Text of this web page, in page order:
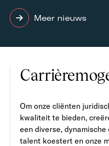
Meer nieuws
Om onze cliënten
kwaliteit te bieden,
een diverse,
talent koestert en onze